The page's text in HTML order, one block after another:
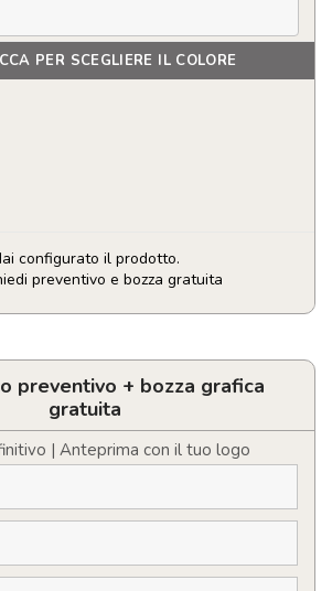
PER SCEGLIERE IL COLORE
configurato il prodotto.
preventivo e bozza gratuita
preventivo + bozza grafica
gratuita
| Anteprima con il tuo logo